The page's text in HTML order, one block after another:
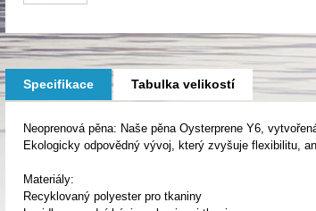
Specifikace Tabulka velikostí
Neoprenová pěna: Naše pěna Oysterprene Y6,
Ekologicky odpovědný vývoj, který zvyšuje flexibilitu,
Materiály:
Recyklovaný polyester pro tkaniny